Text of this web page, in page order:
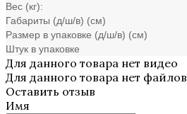
Вес (кг):
Габариты (д/ш/в) (см)
Размер в упаковке (д/ш/в) (см)
Штук в упаковке
Для данного товара нет видео
Для данного товара нет файлов
Оставить отзыв
Имя